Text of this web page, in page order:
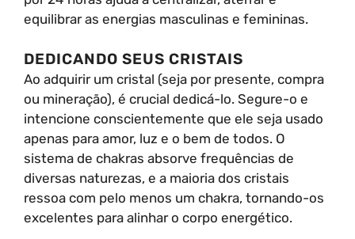
equilibrar as energias masculinas e femininas.
DEDICANDO SEUS CRISTAIS
Ao adquirir um cristal (seja por presente, compra
ou mineração), é crucial dedicá-lo. Segure-o e
intencione conscientemente que ele seja usado
apenas para amor, luz e o bem de todos. O
sistema de chakras absorve frequências de
diversas naturezas, e a maioria dos cristais
ressoa com pelo menos um chakra, tornando-os
excelentes para alinhar o corpo energético.